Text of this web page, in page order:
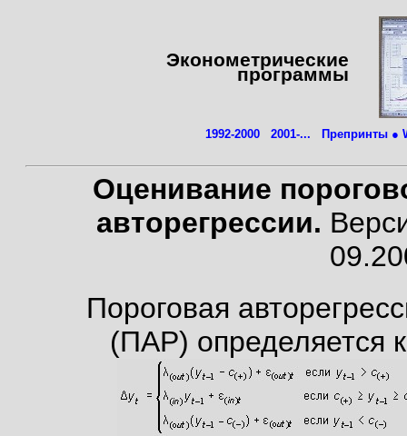
Эконометрические
программы
1992-2000 2001-... Препринты ●
Оценивание
авторегрессии.
Пороговая
(ПАР) определяется